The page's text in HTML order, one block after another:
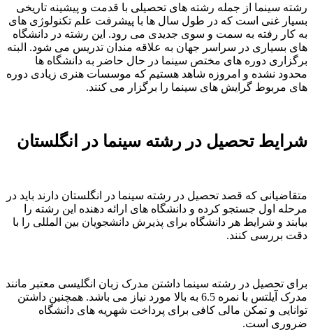
رشته سینما از جمله رشته های تحصیلی با قدمت و پیشینه تاریخی
بسیار غنی است که در طول سال ها با پیشرفت علم تکنولوژی های
به کار رفته به سمت و سوی جدیدی می رود. این رشته در دانشگاه
های بسیاری در سراسر جهان به علاقه مندان تدریس می شود. البته
برگزاری دوره های مختص سینما در حال حاضر به دانشگاه ها
محدود نشده و امروزه شاهد هستیم که موسسات هنری زیادی دوره
های مربوط گرایش های سینما را برگزار می کنند.
شرایط تحصیل در رشته سینما در انگلستان
متقاضیانی که قصد تحصیل در رشته سینما در انگلستان دارند باید در
مرحله اول جستجو کرده و دانشگاه های ارائه دهنده این رشته را
بیابند و شرایط هر دانشگاه برای پذیرش دانشجویان بین المللی را با
دقت بررسی کنند.
برای تحصیل در رشته سینما داشتن مدرک زبان انگلیسی معتبر مانند
مدرک آیلتس با نمره 6.5 به بالا مورد نیاز می باشد. همچنین داشتن
توانایی و تمکن مالی کافی برای پرداخت شهریه های دانشگاه
ضروری است.